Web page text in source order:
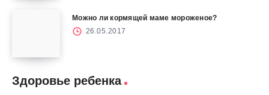
Можно ли кормящей маме мороженое?
26.05.2017
Здоровье ребенка